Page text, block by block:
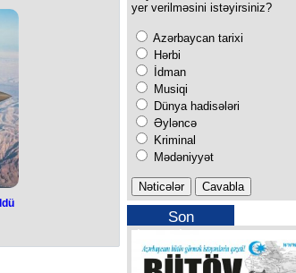
məqsədlər
hücum
üçün
yer verilməsini istəyirsiniz?
Azərbaycan tarixi
Hərbi
İdman
Musiqi
Dünya hadisələri
Əyləncə
Kriminal
Mədəniyyət
Son
buraxılışımız